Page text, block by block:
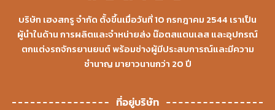
บริษัท เฮงสกรู จำกัด ตั้งขึ้นเมื่อวันที่ 10 กรกฎาคม 2544 เราเป็น
ผู้นำในด้าน การผลิตและจำหน่ายส่ง น๊อตสแตนเลส และอุปกรณ์
ตกแต่งรถจักรยานยนต์ พร้อมช่างผู้มีประสบการณ์และมีความ
ชำนาญ มายาวนานกว่า 20 ปี
ที่อยู่บริษัท